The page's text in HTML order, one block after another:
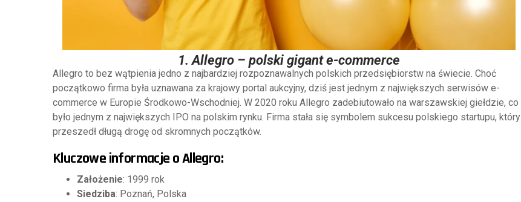
1.Allegro – polski gigant e-commerce
Allegro to bez wątpienia jedno z najbardziej rozpoznawalnych polskich przedsiębiorstw na świecie. Choć
początkowo firma była uznawana za krajowy portal aukcyjny, dziś jest jednym z największych serwisów e-
commerce w Europie Środkowo-Wschodniej. W 2020 roku Allegro zadebiutowało na warszawskiej giełdzie, co
było jednym z największych IPO na polskim rynku. Firma stała się symbolem sukcesu polskiego startupu, który
przeszedł długą drogę od skromnych początków.
Kluczowe informacje o Allegro:
Założenie: 1999 rok
Siedziba: Poznań, Polska